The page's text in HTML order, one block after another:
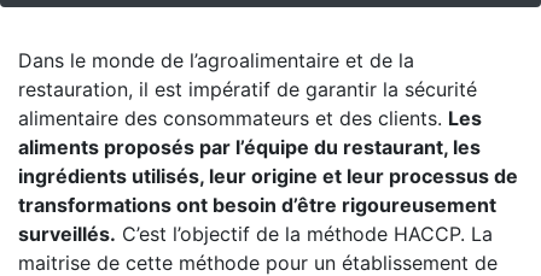
Dans le monde de l’agroalimentaire et de la
restauration, il est impératif de garantir la sécurité
alimentaire des consommateurs et des clients. Les
aliments proposés par l’équipe du restaurant, les
ingrédients utilisés, leur origine et leur processus de
transformations ont besoin d’être rigoureusement
surveillés. C’est l’objectif de la méthode HACCP. La
maitrise de cette méthode pour un établissement de